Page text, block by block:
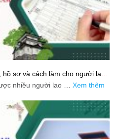
sơ và cách làm cho người lao
nhiều người lao … Xem thêm